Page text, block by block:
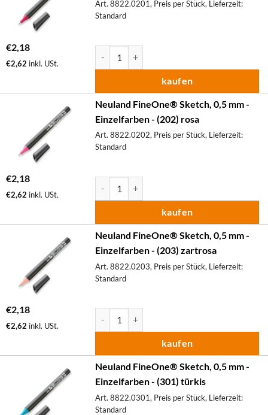
Art. 8822.0201, Preis per Stück, Lieferzeit:
Standard
€2,18
€2,62 inkl. USt.
kaufen
Neuland FineOne® Sketch, 0,5 mm -
Einzelfarben - (202) rosa
Art. 8822.0202, Preis per Stück, Lieferzeit:
Standard
€2,18
€2,62 inkl. USt.
kaufen
Neuland FineOne® Sketch, 0,5 mm -
Einzelfarben - (203) zartrosa
Art. 8822.0203, Preis per Stück, Lieferzeit:
Standard
€2,18
€2,62 inkl. USt.
kaufen
Neuland FineOne® Sketch, 0,5 mm -
Einzelfarben - (301) türkis
Art. 8822.0301, Preis per Stück, Lieferzeit:
Standard